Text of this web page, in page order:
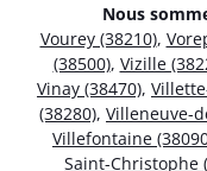
Nous
Vourey (38210),
(38500), Vizille
Vinay (38470),
(38280), Villeneuve-
Villefontaine
Saint-Christophe